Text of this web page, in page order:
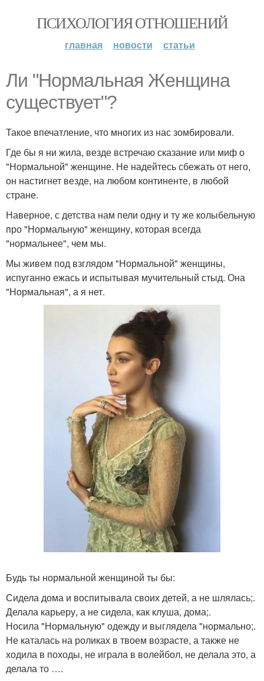
ПСИХОЛОГИЯ ОТНОШЕНИЙ
главная новости статьи
Ли "Нормальная Женщина
существует"?
Такое впечатление, что многих из нас зомбировали.
Где бы я ни жила, везде встречаю сказание или миф о
"Нормальной" женщине. Не надейтесь сбежать от него,
он настигнет везде, на любом континенте, в любой
стране.
Наверное, с детства нам пели одну и ту же колыбельную
про "Нормальную" женщину, которая всегда
"нормальнее", чем мы.
Мы живем под взглядом "Нормальной" женщины,
испуганно ежась и испытывая мучительный стыд. Она
"Нормальная", а я нет.
Будь ты нормальной женщиной ты бы:
Сидела дома и воспитывала своих детей, а не шлялась;.
Делала карьеру, а не сидела, как клуша, дома;.
Носила "Нормальную" одежду и выглядела "нормально;.
Не каталась на роликах в твоем возрасте, а также не
ходила в походы, не играла в волейбол, не делала это, а
делала то ….